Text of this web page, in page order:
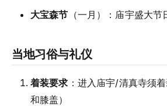
大宝森节 （一月）：庙宇盛大节
当地习俗与礼仪
着装要求 ：进入庙宇/清真寺须
和膝盖）